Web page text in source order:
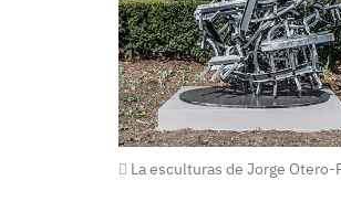
La esculturas de Jorge